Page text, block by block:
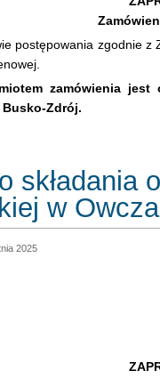
postępowania zgodnie
zamówienia
Busko-Zdrój.
składania
w
2025